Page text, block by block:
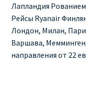
Ryanair изменения
Ryanair изменить
Лапландия
Рейсы Ryanair
Лондон, Милан,
Варшава,
направления от 22